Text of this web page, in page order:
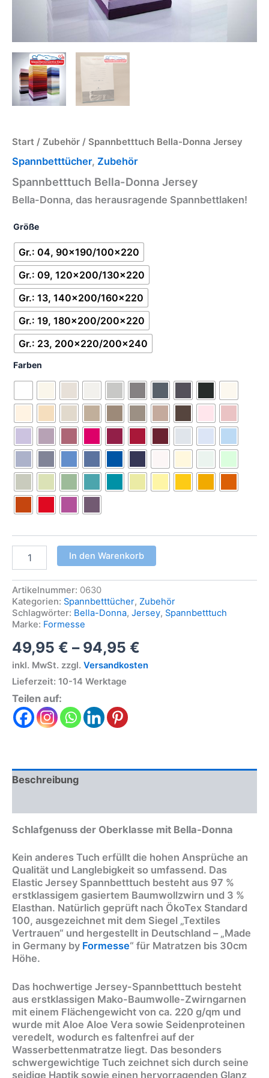
Start / Zubehör / Spannbetttuch Bella-Donna Jersey
Spannbetttücher, Zubehör
Spannbetttuch Bella-Donna Jersey
Bella-Donna, das herausragende Spannbettlaken!
Größe
Gr.: 04, 90x190/100x220
Gr.: 09, 120x200/130x220
Gr.: 13, 140x200/160x220
Gr.: 19, 180x200/200x220
Gr.: 23, 200x220/200x240
Farben
In den Warenkorb
Artikelnummer: 0630
Kategorien: Spannbetttücher, Zubehör
Schlagwörter: Bella-Donna, Jersey, Spannbetttuch
Marke: Formesse
49,95 € – 94,95 €
inkl. MwSt. zzgl. Versandkosten
Lieferzeit: 10-14 Werktage
Teilen auf:
Beschreibung
Schlafgenuss der Oberklasse mit Bella-Donna
Kein anderes Tuch erfüllt die hohen Ansprüche an
Qualität und Langlebigkeit so umfassend. Das
Elastic Jersey Spannbetttuch besteht aus 97 %
erstklassigem gasiertem Baumwollzwirn und 3 %
Elasthan. Natürlich geprüft nach ÖkoTex Standard
100, ausgezeichnet mit dem Siegel „Textiles
Vertrauen“ und hergestellt in Deutschland – „Made
in Germany by Formesse“ für Matratzen bis 30cm
Höhe.
Das hochwertige Jersey-Spannbetttuch besteht
aus erstklassigen Mako-Baumwolle-Zwirngarnen
mit einem Flächengewicht von ca. 220 g/qm und
wurde mit Aloe Aloe Vera sowie Seidenproteinen
veredelt, wodurch es faltenfrei auf der
Wasserbettenmatratze liegt. Das besonders
schwergewichtige Tuch zeichnet sich durch seine
seidige Haptik sowie einen hervorragenden Glanz